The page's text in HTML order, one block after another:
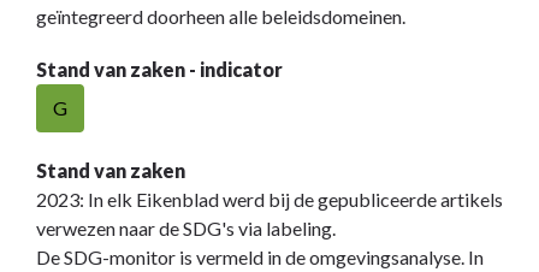
geïntegreerd doorheen alle beleidsdomeinen.
Stand van zaken - indicator
G
Stand van zaken
2023: In elk Eikenblad werd bij de gepubliceerde artikels
verwezen naar de SDG's via labeling.
De SDG-monitor is vermeld in de omgevingsanalyse. In